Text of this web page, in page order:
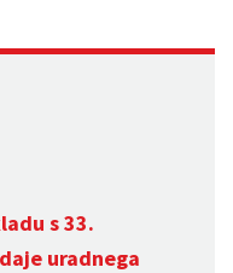
s 33.
uradnega